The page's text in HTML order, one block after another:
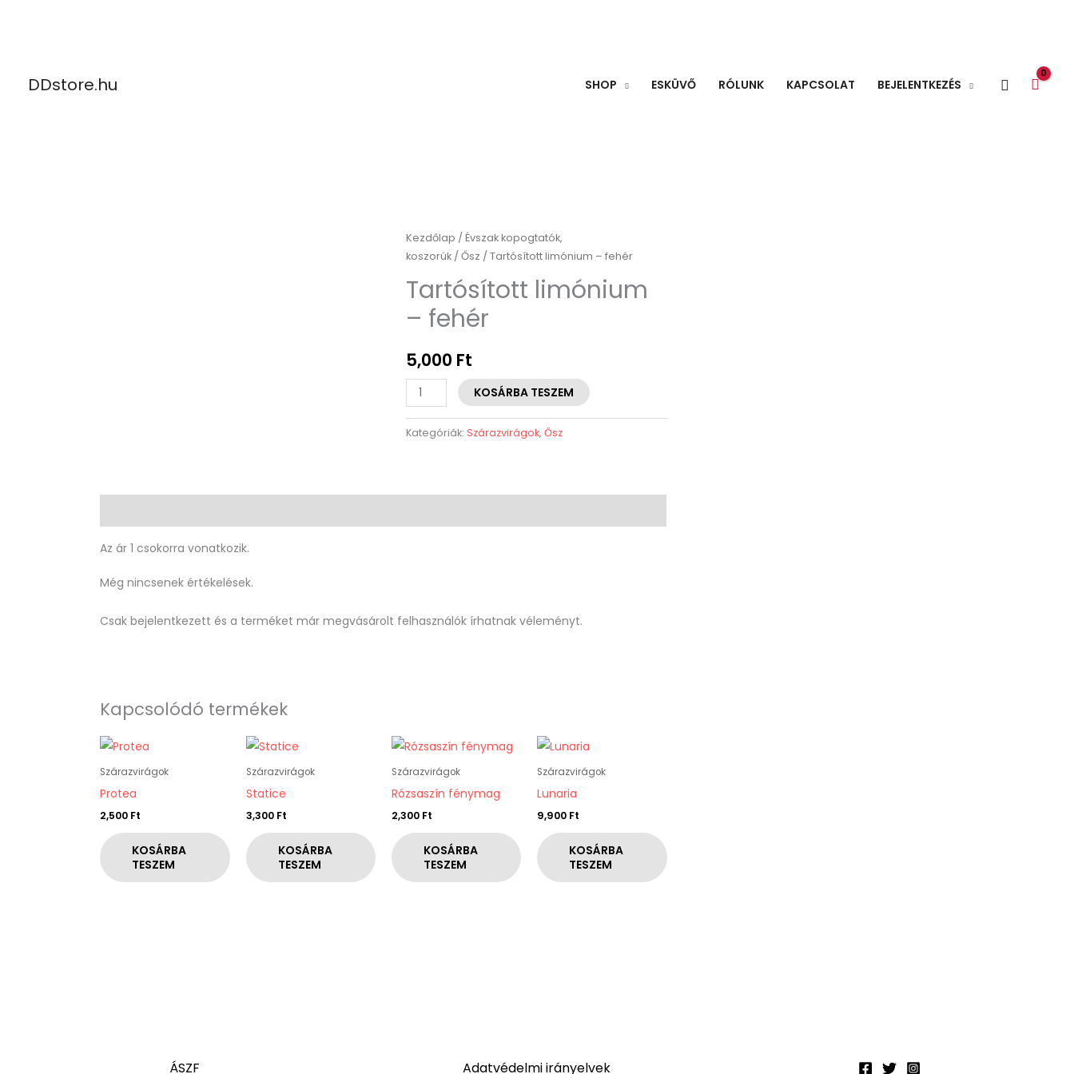
DDstore.hu SHOP ESKÜVŐ RÓLUNK KAPCSOLAT BEJELENTKEZÉS Search
Kezdőlap /Évszak kopogtatók,
koszorúk /Ősz / Tartósított limónium – fehér
Tartósított limónium
– fehér
5,000 Ft
Tartósított
limónium
-
fehér
mennyiség
KOSÁRBA TESZEM
Kategóriák:Szárazvirágok,Ősz
Az ár 1 csokorra vonatkozik.
Még nincsenek értékelések.
Csak bejelentkezett és a terméket már megvásárolt felhasználók írhatnak véleményt.
Kapcsolódó termékek
Szárazvirágok
Protea
2,500 Ft
KOSÁRBA
TESZEM
Szárazvirágok
Statice
3,300 Ft
KOSÁRBA
TESZEM
Szárazvirágok
Rózsaszín fénymag
2,300 Ft
KOSÁRBA
TESZEM
Szárazvirágok
Lunaria
9,900 Ft
KOSÁRBA
TESZEM
ÁSZF Adatvédelmi irányelvek